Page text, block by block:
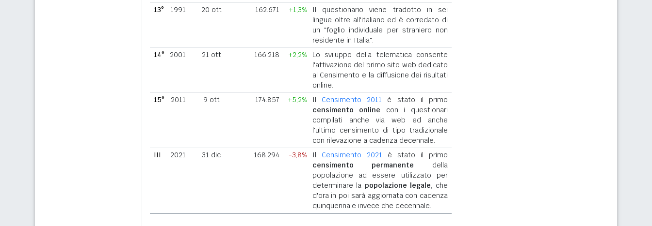
13°
1991 20 ott 162.671 +1,3%
Il questionario viene tradotto in sei
lingue oltre all'italiano ed è corredato di
un "foglio individuale per straniero non
residente in Italia".
14°
2001 21 ott 166.218 +2,2%
Lo sviluppo della telematica consente
l'attivazione del primo sito web dedicato
al Censimento e la diffusione dei risultati
online.
15°
2011 9 ott 174.857 +5,2% Il Censimento 2011 è stato il primo
censimento online con i questionari
compilati anche via web ed anche
l'ultimo censimento di tipo tradizionale
con rilevazione a cadenza decennale.
III
2021 31 dic 168.294 -3,8% Il Censimento 2021 è stato il primo
censimento permanente della
popolazione ad essere utilizzato per
determinare la popolazione legale, che
d'ora in poi sarà aggiornata con cadenza
quinquennale invece che decennale.